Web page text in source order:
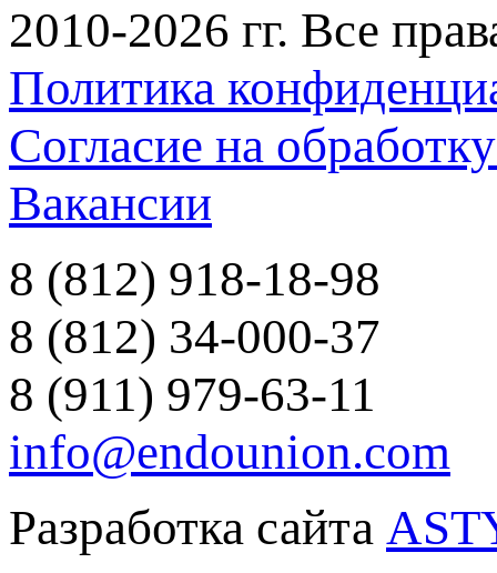
2010-2026 гг. Все
Политика
Согласие на
Вакансии
8 (812) 918-18-98
8 (812) 34-000-37
8 (911) 979-63-11
info@endounion.com
Разработка сайта